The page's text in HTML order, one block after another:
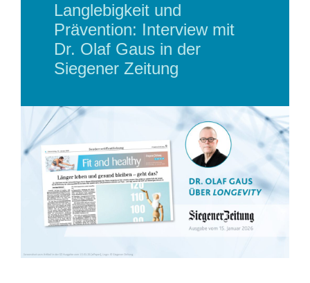
Langlebigkeit und
Prävention: Interview mit
Dr. Olaf Gaus in der
Siegener Zeitung